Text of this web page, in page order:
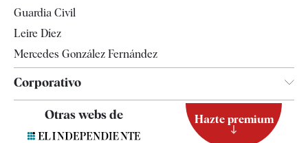
Guardia Civil
Leire Díez
Mercedes González Fernández
Corporativo
Contacto
Otras webs de Hazte premium